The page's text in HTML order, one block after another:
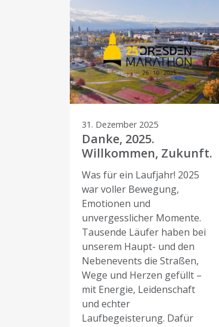
31. Dezember 2025
Danke, 2025.
Willkommen, Zukunft.
Was für ein Laufjahr! 2025
war voller Bewegung,
Emotionen und
unvergesslicher Momente.
Tausende Läufer haben bei
unserem Haupt- und den
Nebenevents die Straßen,
Wege und Herzen gefüllt –
mit Energie, Leidenschaft
und echter
Laufbegeisterung. Dafür